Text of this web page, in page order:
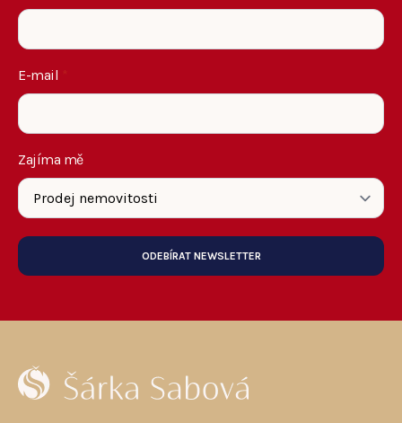
E-mail
Zajíma mě
ODEBÍRAT NEWSLETTER